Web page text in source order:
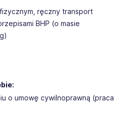
ręczny transport
BHP (o masie
o umowę cywilnoprawną (praca